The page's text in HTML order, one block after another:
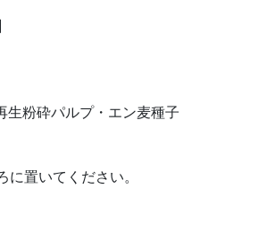
粉砕パルプ・エン麦種子
に置いてください。